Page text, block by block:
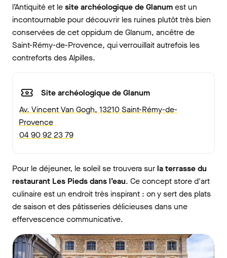
l’Antiquité et lesite archéologique de Glanumest un
incontournable pour découvrir les ruines plutôt très bien
conservées de cet oppidum de Glanum, ancêtre de
Saint-Rémy-de-Provence, qui verrouillait autrefois les
contreforts des Alpilles.
Site archéologique de Glanum
Av. Vincent Van Gogh, 13210 Saint-Rémy-de-
Provence
04 90 92 23 79
Pour le déjeuner, le soleil se trouvera surla terrasse du
restaurant Les Pieds dans l’eau. Ce concept store d'art
culinaire est un endroit très inspirant : on y sert des plats
de saison et des pâtisseries délicieuses dans une
effervescence communicative.